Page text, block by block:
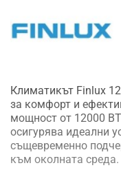
Климатикът Finlux
за комфорт и
мощност от 12000
осигурява идеални
същевременно
към околната